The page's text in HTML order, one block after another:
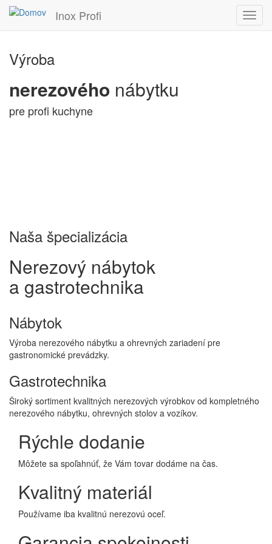
na
hlavný
Inox Profi
Výroba
nerezového nábytku
pre profi kuchyne
Naša špecializácia
Nerezový nábytok
a gastrotechnika
Nábytok
Výroba nerezového nábytku a ohrevných zariadení pre
gastronomické prevádzky.
Gastrotechnika
Široký sortiment kvalitných nerezových výrobkov od kompletného
nerezového nábytku, ohrevných stolov a vozíkov.
Rýchle dodanie
Môžete sa spoľahnúť, že Vám tovar dodáme na čas.
Kvalitný materiál
Používame iba kvalitnú nerezovú oceľ.